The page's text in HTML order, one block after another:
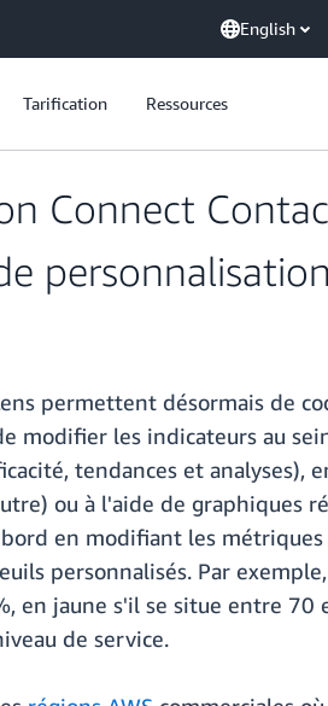
English
Tarification Ressources
Connect
permettent désormais de
modifier les indicateurs au
tendances et analyses),
ou à l'aide de graphiques
en modifiant les
personnalisés. Par
en jaune s'il se situe entre
de service.